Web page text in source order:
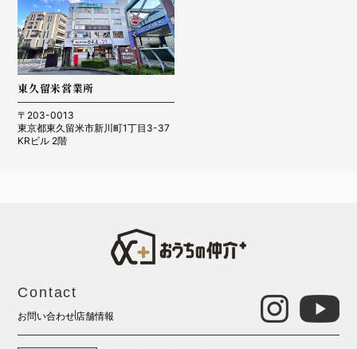
東久留米営業所
〒203-0013
東京都東久留米市新川町1丁目3-37
KRビル 2階
Contact
お問い合わせ店舗情報